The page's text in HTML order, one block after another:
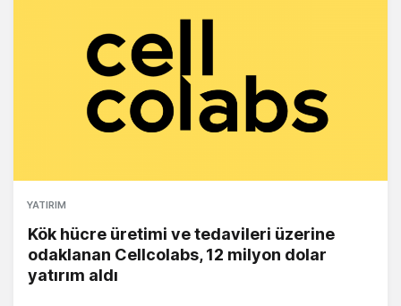
YATIRIM
Kök hücre üretimi ve tedavileri üzerine
odaklanan Cellcolabs, 12 milyon dolar
yatırım aldı